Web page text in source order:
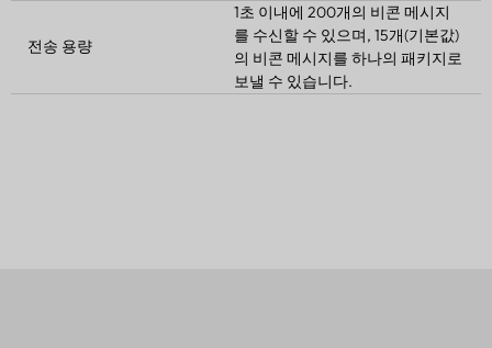
전송 용량
1초 이내에 200개의 비콘 메시지
를 수신할 수 있으며, 15개(기본값)
의 비콘 메시지를 하나의 패키지로
보낼 수 있습니다.